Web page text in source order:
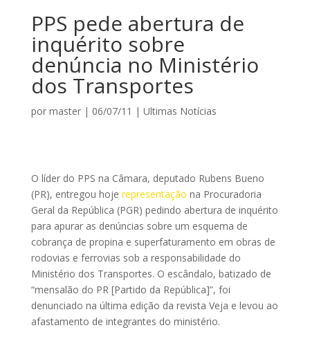
PPS pede abertura de
inquérito sobre
denúncia no Ministério
dos Transportes
por master| 06/07/11 | Ultimas Notícias
O líder do PPS na Câmara, deputado Rubens Bueno
(PR), entregou hoje representação na Procuradoria
Geral da República (PGR) pedindo abertura de inquérito
para apurar as denúncias sobre um esquema de
cobrança de propina e superfaturamento em obras de
rodovias e ferrovias sob a responsabilidade do
Ministério dos Transportes. O escândalo, batizado de
“mensalão do PR [Partido da República]”, foi
denunciado na última edição da revista Veja e levou ao
afastamento de integrantes do ministério.